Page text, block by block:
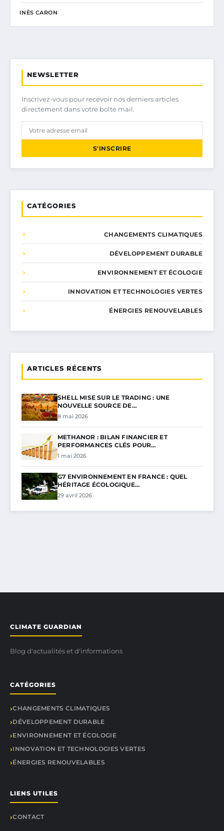
INÈS CARON
NEWSLETTER
Inscrivez-vous pour recevoir nos derniers articles
directement dans votre boîte mail.
S'INSCRIRE
CATÉGORIES
CHANGEMENTS CLIMATIQUES
DÉVELOPPEMENT DURABLE
ENVIRONNEMENT ET ÉCOLOGIE
INNOVATION ET TECHNOLOGIES VERTES
ÉNERGIES RENOUVELABLES
ARTICLES RÉCENTS
SHELL MISE SUR LE TRADING : UNE
NOUVELLE SOURCE DE…
8 mai 2026
METHANOR : BILAN FINANCIER ET
PERFORMANCES CLÉS POUR…
1 mai 2026
G7 ENVIRONNEMENT EN FRANCE : QUEL
HÉRITAGE ÉCOLOGIQUE…
29 avril 2026
CLIMATE GUARDIAN
Blog d'actualités et d'informations
CATÉGORIES
CHANGEMENTS CLIMATIQUES
DÉVELOPPEMENT DURABLE
ENVIRONNEMENT ET ÉCOLOGIE
INNOVATION ET TECHNOLOGIES VERTES
ÉNERGIES RENOUVELABLES
LIENS UTILES
CONTACT